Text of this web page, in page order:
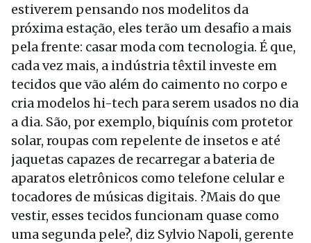
estiverem pensando nos modelitos da
próxima estação, eles terão um desafio a mais
pela frente: casar moda com tecnologia. É que,
cada vez mais, a indústria têxtil investe em
tecidos que vão além do caimento no corpo e
cria modelos hi-tech para serem usados no dia
a dia. São, por exemplo, biquínis com protetor
solar, roupas com repelente de insetos e até
jaquetas capazes de recarregar a bateria de
aparatos eletrônicos como telefone celular e
tocadores de músicas digitais. ?Mais do que
vestir, esses tecidos funcionam quase como
uma segunda pele?, diz Sylvio Napoli, gerente